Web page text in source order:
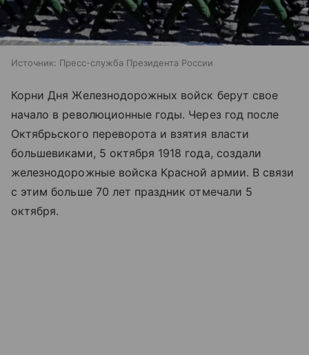
Источник: Пресс-служба Президента России
Корни Дня Железнодорожных войск берут свое
начало в революционные годы. Через год после
Октябрьского переворота и взятия власти
большевиками, 5 октября 1918 года, создали
железнодорожные войска Красной армии. В связи
с этим больше 70 лет праздник отмечали 5
октября.